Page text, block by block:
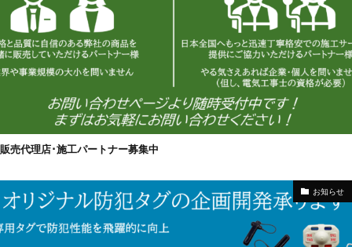
販売代理店･施工パートナー募集中
お知らせ